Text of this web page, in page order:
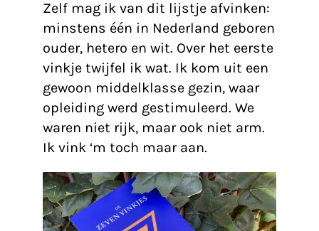
Zelf mag ik van dit lijstje afvinken:
minstens één in Nederland geboren
ouder, hetero en wit. Over het eerste
vinkje twijfel ik wat. Ik kom uit een
gewoon middelklasse gezin, waar
opleiding werd gestimuleerd. We
waren niet rijk, maar ook niet arm.
Ik vink ‘m toch maar aan.